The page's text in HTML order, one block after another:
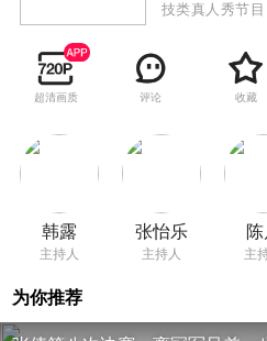
技类真人秀节
现不同的看点
的运动特点，
更注重力量与
重重，惊险刺
河世纪的全新
传达，具有自
节目，成功打
求实时响应，
超清画质 评论 收藏
韩露
主持人
张怡乐
主持人 主
为你推荐